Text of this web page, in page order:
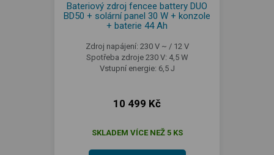
Bateriový zdroj fencee battery DUO
BD50 + solární panel 30 W + konzole
+ baterie 44 Ah
Zdroj napájení: 230 V ~ / 12 V
Spotřeba zdroje 230 V: 4,5 W
Vstupní energie: 6,5 J
10 499 Kč
SKLADEM VÍCE NEŽ 5 KS